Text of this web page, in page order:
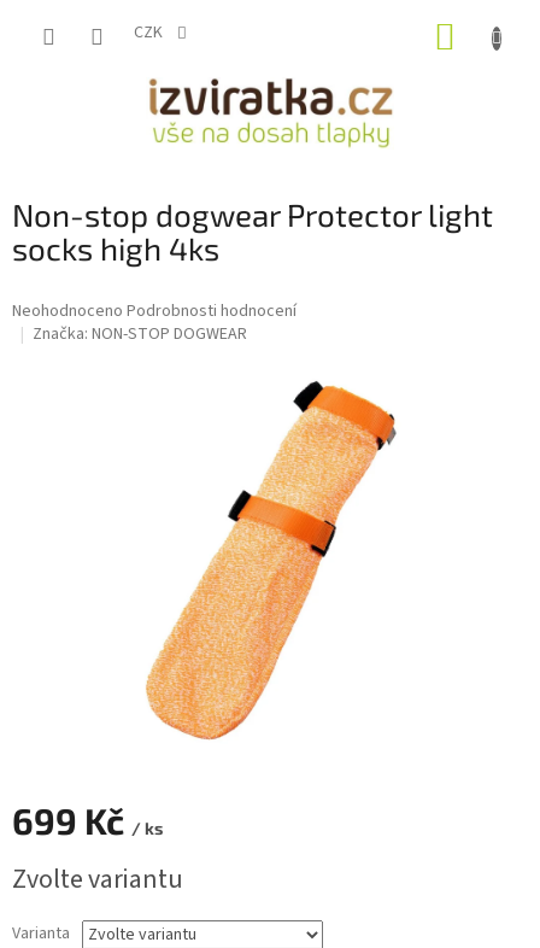
CZK
Non-stop dogwear Protector light
socks high 4ks
Průměrné
hodnocení
Neohodnoceno Podrobnosti hodnocení
Značka: NON-STOP DOGWEAR
699 Kč / ks
cena:
Zvolte variantu
Varianta